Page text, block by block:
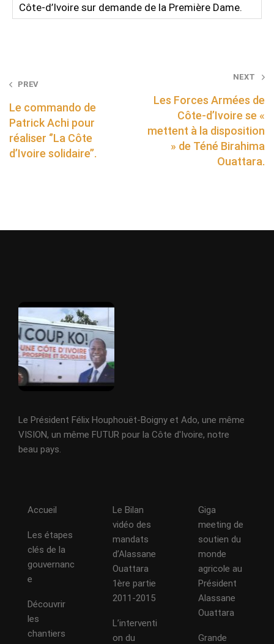
Côte-d’Ivoire sur demande de la Première Dame.
Post
navigation
PREV
Le commando de
Patrick Achi pour
réaliser ‘’La Côte
d’Ivoire solidaire’’.
NEXT
Les Forces Armées de
Côte-d’Ivoire se «
mettent à la disposition
» de Téné Birahima
Ouattara.
Le Président Félix Houphouët-Boigny et Ado, une même
VISION, un même FUTUR pour la Côte d'Ivoire, notre
beau pays.
Accueil
Les étapes
clés de la
gouvernanc
e
Découvrir
les
chantiers
Le Bilan
vidéo des
mandats
d’Alassane
Ouattara
1ère partie
2011-2015
L’interventi
on du
Giga
meeting de
soutien du
monde
agricole au
Président
Alassane
Ouattara
Grande